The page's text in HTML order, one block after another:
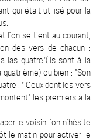
qui était utilisé pour la
l’on se tient au courant,
des vers de chacun :
las quatre"(ils sont à la
ou bien : "Son
! " Ceux dont les vers
les premiers à la
le voisin l’on n’hésite
le matin pour activer le